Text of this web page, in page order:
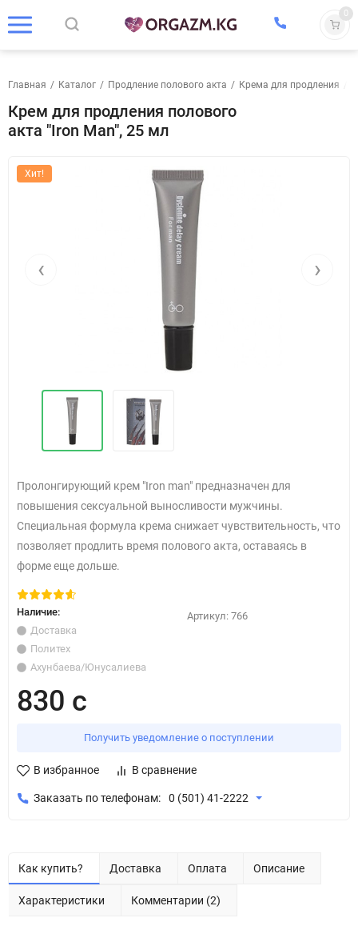
0
Главная / Каталог / Продление полового акта / Крема для продления
Крем для продления полового
акта "Iron Man", 25 мл
Хит!
‹ ›
Пролонгирующий крем "Iron man" предназначен для
повышения сексуальной выносливости мужчины.
Специальная формула крема снижает чувствительность, что
позволяет продлить время полового акта, оставаясь в
форме еще дольше.
Наличие:
Доставка
Политех
Ахунбаева/Юнусалиева
Артикул: 766
830 с
Получить уведомление о поступлении
В избранное В сравнение
Заказать по телефонам: 0 (501) 41-2222
Как купить? Доставка Оплата Описание
Характеристики Комментарии (2)